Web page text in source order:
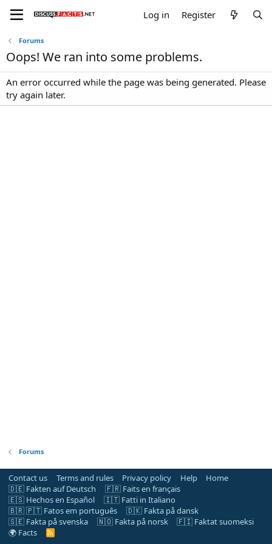
Log in Register
Forums
Oops! We ran into some problems.
An error occurred while the page was being generated. Please
try again later.
Forums
Contact us Terms and rules Privacy policy Help
Home
🇩🇪 Fakten auf Deutsch
🇫🇷 Faits en français
🇪🇸 Hechos en Español
🇮🇹 Fatti in Italiano
🇧🇷 🇵🇹 Fatos em português
🇩🇰 Fakta på dansk
🇸🇪 Fakta på svenska
🇳🇴 Fakta på norsk
🇫🇮 Faktat suomeksi
🌍 Facts
R